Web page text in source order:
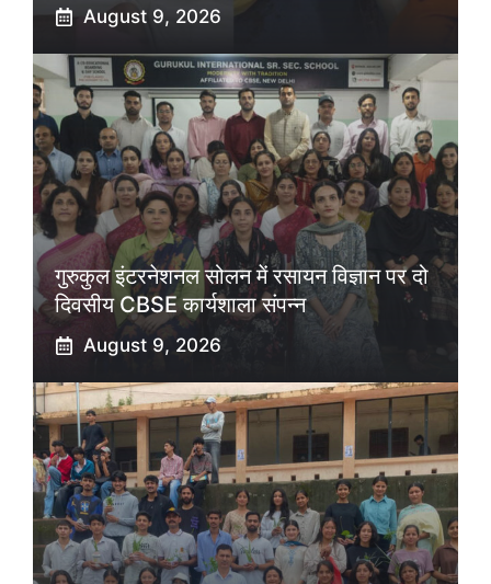
August 9, 2026
गुरुकुल इंटरनेशनल सोलन में रसायन विज्ञान पर दो
दिवसीय CBSE कार्यशाला संपन्न
August 9, 2026